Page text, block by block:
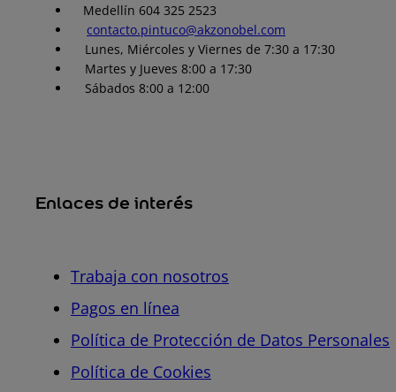
Medellín 604 325 2523
contacto.pintuco@akzonobel.com
Lunes, Miércoles y Viernes de 7:30 a 17:30
Martes y Jueves 8:00 a 17:30
Sábados 8:00 a 12:00
Enlaces de interés
Trabaja con nosotros
Pagos en línea
Política de Protección de Datos Personales
Política de Cookies